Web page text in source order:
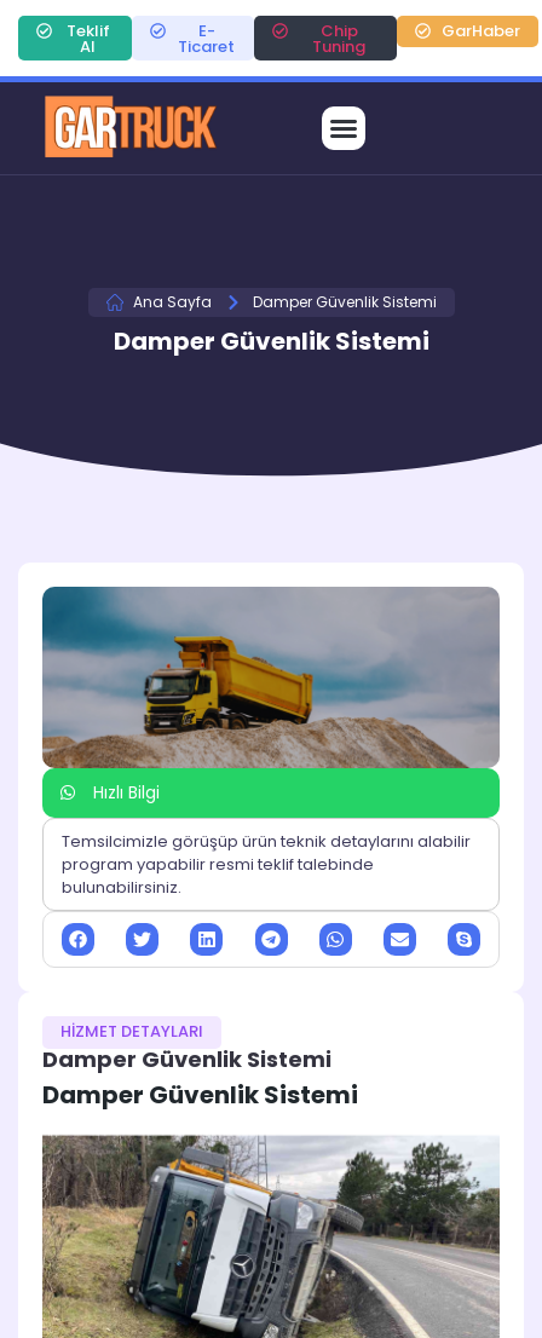
Teklif
Al
E-
Ticaret
Chip
Tuning
GarHaber
Ana Sayfa Damper Güvenlik Sistemi
Damper Güvenlik Sistemi
HİZMET DETAYLARI
Damper Güvenlik Sistemi
Damper Güvenlik Sistemi
Hızlı Bilgi
Temsilcimizle görüşüp ürün teknik detaylarını alabilir
program yapabilir resmi teklif talebinde
bulunabilirsiniz.